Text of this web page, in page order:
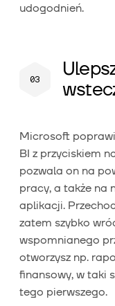
udogodnień.
Microsoft
BI z przyciskiem
pozwala on na
pracy, a także na
aplikacji.
zatem szybko
wspomnianego
otworzysz np.
finansowy, w taki
tego pierwszego.